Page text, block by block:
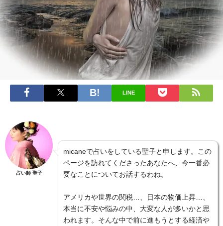
LINE
占い師 聖子
micaneで占いをしている聖子と申します。この
ページを訪れてくださったあなたへ、今一番必
要なことについてお話するわね。
アメリカや世界の関税…、日本の物価上昇…、
本当に不安や悩みの中、大変な人が多いかと思
われます。そんな中で前に進もうとする経済や